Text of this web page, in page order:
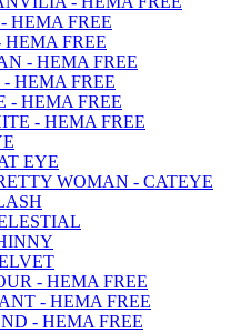
HEMA FREE
HEMA FREE
- HEMA FREE
- HEMA FREE
- HEMA FREE
- HEMA FREE
EYE
WOMAN - CATEYE
- HEMA FREE
- HEMA FREE
- HEMA FREE